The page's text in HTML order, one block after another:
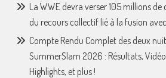
La WWE devra verser 105 millions
du recours collectif lié à la fusion
Compte Rendu Complet des deux
SummerSlam 2026 : Résultats,
Highlights, et plus !